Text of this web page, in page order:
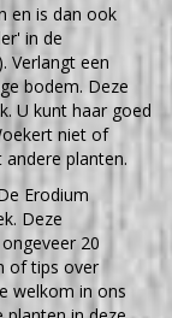
en is dan ook
in de
Verlangt een
bodem. Deze
U kunt haar goed
niet of
planten.
Erodium
Deze
20
of tips over
welkom in ons